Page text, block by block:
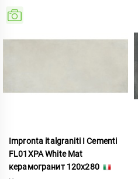
Impronta italgraniti I Cementi
FL01XPA White Mat
керамогранит 120x280